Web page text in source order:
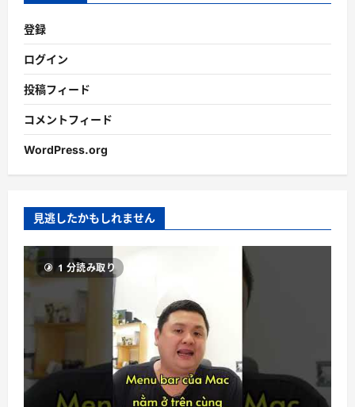
登録
ログイン
投稿フィード
コメントフィード
WordPress.org
見逃したかもしれません
1 分読み取り